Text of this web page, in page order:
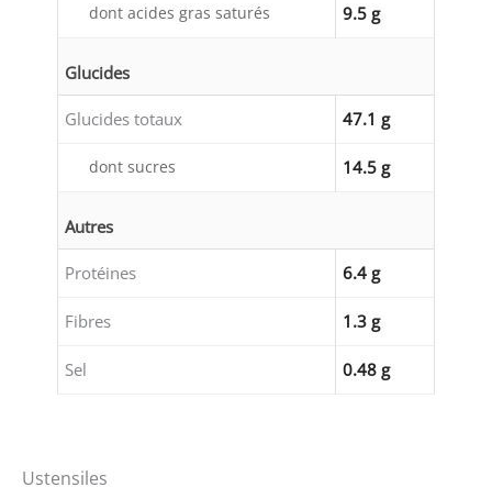
dont acides gras saturés 9.5 g
Glucides
Glucides totaux 47.1 g
dont sucres 14.5 g
Autres
Protéines 6.4 g
Fibres 1.3 g
Sel 0.48 g
Ustensiles